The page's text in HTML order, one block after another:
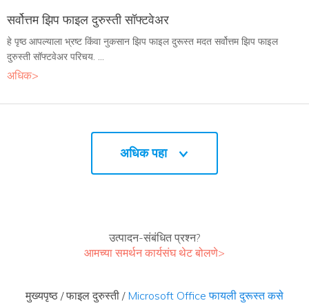
सर्वोत्तम झिप फाइल दुरुस्ती सॉफ्टवेअर
हे पृष्ठ आपल्याला भ्रष्ट किंवा नुकसान झिप फाइल दुरूस्त मदत सर्वोत्तम झिप फाइल
दुरुस्ती सॉफ्टवेअर परिचय. ...
अधिक>
अधिक पहा
उत्पादन-संबंधित प्रश्न?
आमच्या समर्थन कार्यसंघ थेट बोलणे>
मुख्यपृष्ठ /फाइल दुरुस्ती / Microsoft Office फायली दुरूस्त कसे